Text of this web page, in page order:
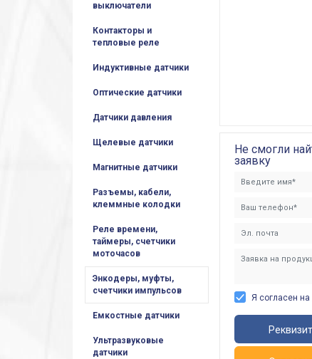
выключатели
Контакторы и
тепловые реле
Индуктивные датчики
Оптические датчики
Датчики давления
Щелевые датчики
Магнитные датчики
Разъемы, кабели,
клеммные колодки
Реле времени,
таймеры, счетчики
моточасов
Энкодеры, муфты,
счетчики импульсов
Емкостные датчики
Ультразвуковые
датчики
Не смогли
заявку
Я согласен на